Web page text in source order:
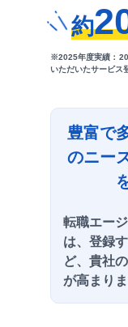
採用管理システム
スカウトサービス
よくあるご質問
中途採用ノウハウ
受付時間：10
約
※2025年度実績 ：
いただいたサービス
豊富で
のニー
転職エー
は、登録
ど、貴社
が高まりま